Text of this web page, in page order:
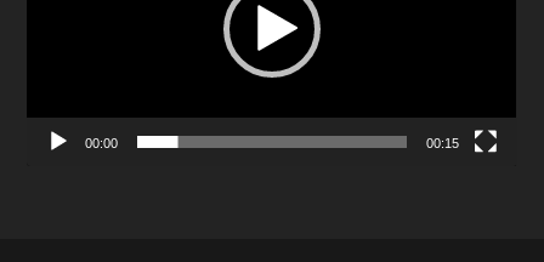
00:00 00:15